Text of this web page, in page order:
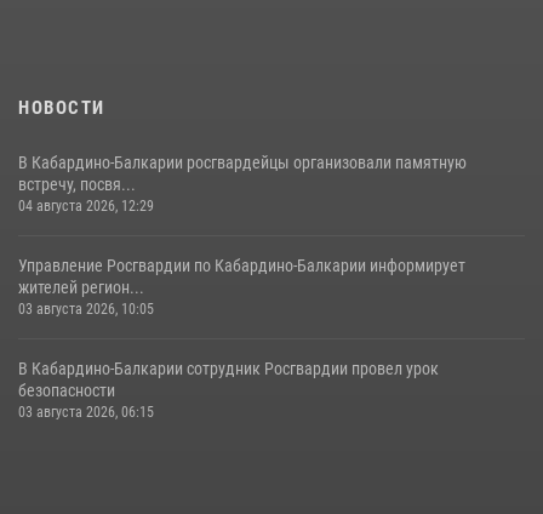
НОВОСТИ
В Кабардино-Балкарии росгвардейцы организовали памятную
встречу, посвя...
04 августа 2026, 12:29
Управление Росгвардии по Кабардино-Балкарии информирует
жителей регион...
03 августа 2026, 10:05
В Кабардино‑Балкарии сотрудник Росгвардии провел урок
безопасности
03 августа 2026, 06:15